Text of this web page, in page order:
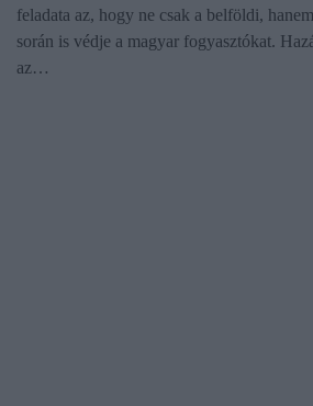
feladata az, hogy ne csak a belföldi,
során is védje a magyar fogyasztókat.
az…